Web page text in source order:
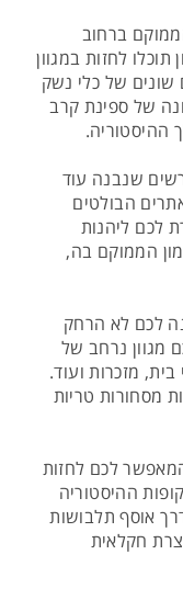
הממוקם ברחוב
לחזות במגוון
שונים של כלי נשק
של ספינת קרב
ההיסטוריה.
שנבנה עוד
מהאתרים הבולטים
לכם ליהנות
הממוקם בה,
לכם לא הרחק
מגוון נרחב של
בית, מזכרות ועוד.
מסחורות טריות
המאפשר לכם לחזות
ההיסטוריה
אוסף תלבושות
חקלאית